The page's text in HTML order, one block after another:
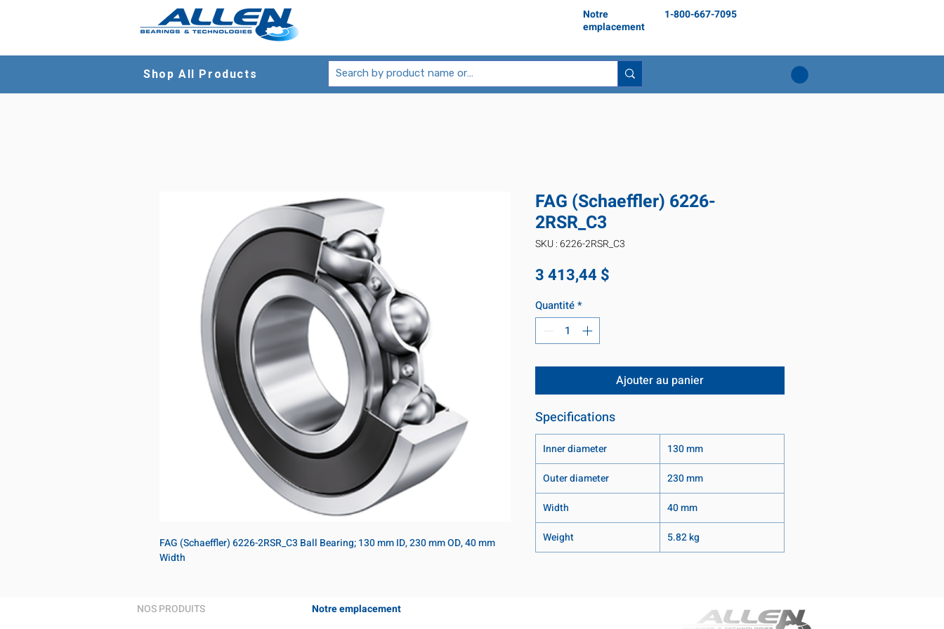
Notre
emplacement
1-800-667-7095
Shop All Products
FAG (Schaeffler) 6226-2RSR_C3 Ball Bearing; 130 mm ID, 230 mm OD, 40 mm
Width
FAG (Schaeffler) 6226-
2RSR_C3
SKU : 6226-2RSR_C3
3 413,44 $
Quantité*
Ajouter au panier
Specifications
Inner diameter
130 mm
Outer diameter
230 mm
Width
40 mm
Weight
5.82 kg
NOS PRODUITS Notre emplacement